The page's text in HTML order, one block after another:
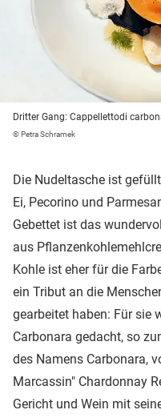
Dritter Gang: Cappellettodi
© Petra Schramek
Die Nudeltasche ist
Ei, Pecorino und
Gebettet ist das
aus
Kohle ist eher für die
ein Tribut an die
gearbeitet haben: Für sie
Carbonara gedacht, so
des Namens Carbonara,
Marcassin" Chardonnay
Gericht und Wein mit